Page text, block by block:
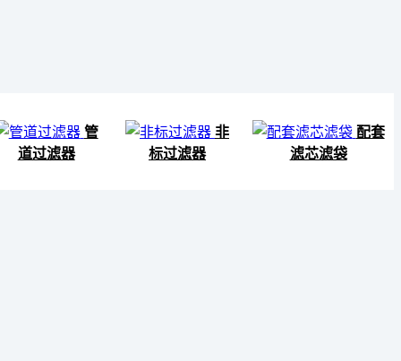
管
道过滤器
非
标过滤器
配套
滤芯滤袋